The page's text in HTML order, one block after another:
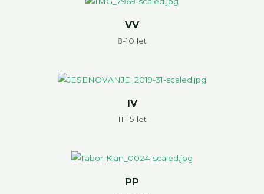
VV
8-10 let
IV
11-15 let
PP